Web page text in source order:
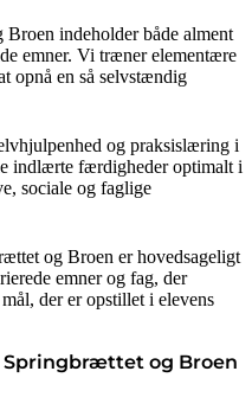
indeholder både alment
emner. Vi træner elementære
opnå en så selvstændig
og praksislæring i
indlærte færdigheder optimalt i
sociale og faglige
og Broen er hovedsageligt
emner og fag, der
der er opstillet i elevens
og Broen